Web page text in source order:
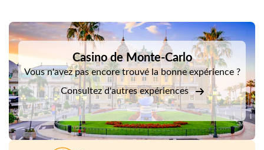
depuis Nice sont inclus.
DSA1Casino de Monte-Carlo
Casino de Monte-Carlo
Vous n'avez pas encore trouvé la bonne expérience ?
Consultez d'autres expériences